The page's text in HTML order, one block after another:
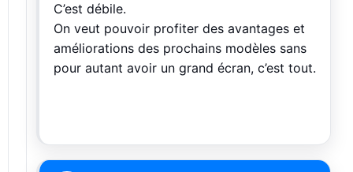
C’est débile.
On veut pouvoir profiter des avantages et
améliorations des prochains modèles sans
pour autant avoir un grand écran, c’est tout.